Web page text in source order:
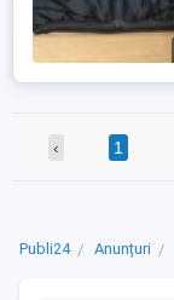
‹ 1
Publi24 Anunțuri